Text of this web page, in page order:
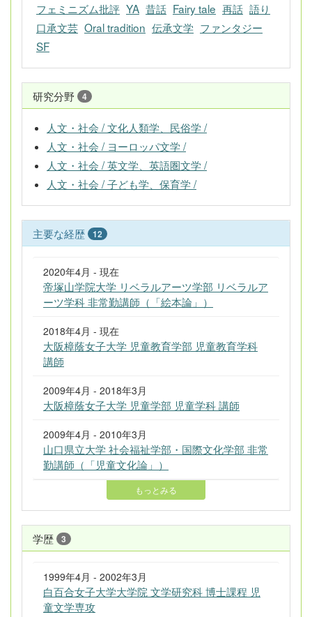
フェミニズム批評 YA 昔話 Fairy tale 再話 語り
口承文芸 Oral tradition 伝承文学 ファンタジー
SF
研究分野 4
人文・社会 / 文化人類学、民俗学 /
人文・社会 / ヨーロッパ文学 /
人文・社会 / 英文学、英語圏文学 /
人文・社会 / 子ども学、保育学 /
主要な経歴 12
2020年4月 - 現在
帝塚山学院大学 リベラルアーツ学部 リベラルア
ーツ学科 非常勤講師（「絵本論」）
2018年4月 - 現在
大阪樟蔭女子大学 児童教育学部 児童教育学科
講師
2009年4月 - 2018年3月
大阪樟蔭女子大学 児童学部 児童学科 講師
2009年4月 - 2010年3月
山口県立大学 社会福祉学部・国際文化学部 非常
勤講師（「児童文化論」）
もっとみる
学歴 3
1999年4月 - 2002年3月
白百合女子大学大学院 文学研究科 博士課程 児
童文学専攻